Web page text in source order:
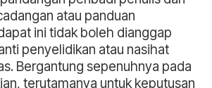
atau panduan
ini tidak boleh dianggap
penyelidikan atau nasihat
Bergantung sepenuhnya pada
terutamanya untuk keputusan